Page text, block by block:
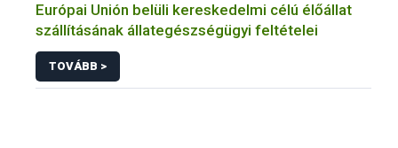
Európai Unión belüli kereskedelmi célú élőállat
szállításának állategészségügyi feltételei
TOVÁBB >